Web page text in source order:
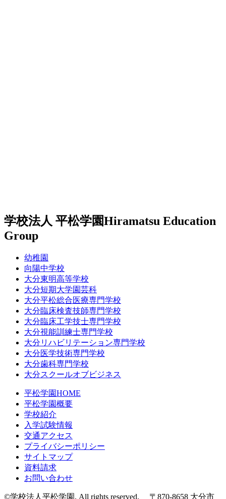
学校法人 平松学園Hiramatsu Education
Group
幼稚園
向陽中学校
大分東明高等学校
大分短期大学園芸科
大分平松総合医療専門学校
大分臨床検査技師専門学校
大分臨床工学技士専門学校
大分視能訓練士専門学校
大分リハビリテーション専門学校
大分医学技術専門学校
大分歯科専門学校
大分スクールオブビジネス
平松学園HOME
平松学園概要
学校紹介
入学試験情報
交通アクセス
プライバシーポリシー
サイトマップ
資料請求
お問い合わせ
©学校法人平松学園. All rights reserved. 〒870-8658 大分市